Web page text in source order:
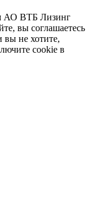
АО ВТБ Лизинг
вы соглашаетесь
вы не хотите,
cookie в